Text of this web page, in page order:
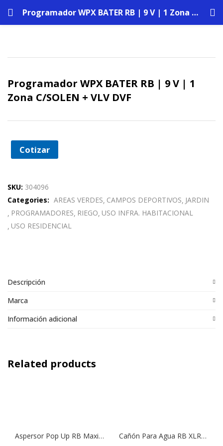
Programador WPX BATER RB | 9 V | 1 Zona C/SOLEN + VLV DVF
Programador WPX BATER RB | 9 V | 1
Zona C/SOLEN + VLV DVF
Cotizar
SKU: 304096
Categories: AREAS VERDES CAMPOS DEPORTIVOS JARDIN
PROGRAMADORES RIEGO USO INFRA. HABITACIONAL
USO RESIDENCIAL
Descripción
Marca
Información adicional
Related products
Aspersor Pop Up RB Maxi Paw, Modelo 2045 A Cañón Para Agua RB XLR Fijo 24º